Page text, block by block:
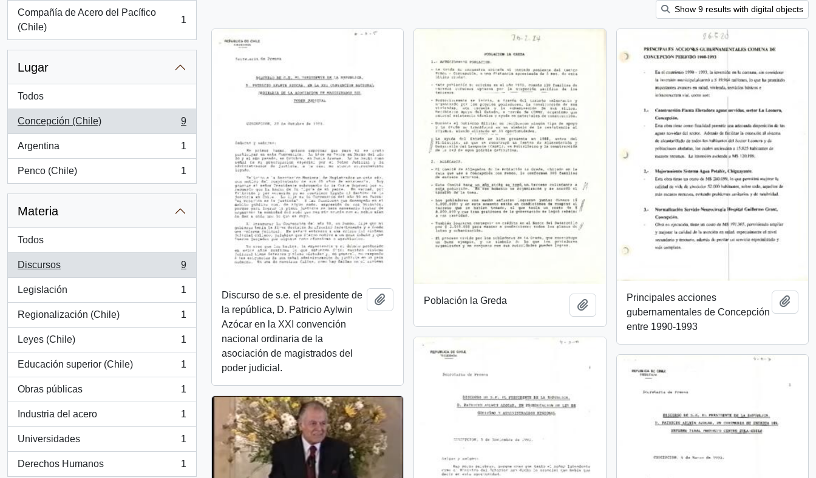
Compañía de Acero del Pacífico
(Chile)
, 1 resultados
1
Lugar
Todos
Concepción (Chile)
, 9 resultados
9
Argentina
, 1 resultados
1
Penco (Chile)
, 1 resultados
1
Materia
Todos
Discursos
, 9 resultados
9
Legislación
, 1 resultados
1
Regionalización (Chile)
, 1 resultados
1
Leyes (Chile)
, 1 resultados
1
Educación superior (Chile)
, 1 resultados
1
Obras públicas
, 1 resultados
1
Industria del acero
, 1 resultados
1
Universidades
, 1 resultados
1
Derechos Humanos
, 1 resultados
1
Show 9 results with digital objects
Discurso de s.e. el presidente de
la república, D. Patricio Aylwin
Azócar en la XXI convención
nacional ordinaria de la
asociación de magistrados del
poder judicial.
Añadir al portapapeles
Población la Greda Añadir al portapapeles
Principales acciones
gubernamentales de Concepción
entre 1990-1993